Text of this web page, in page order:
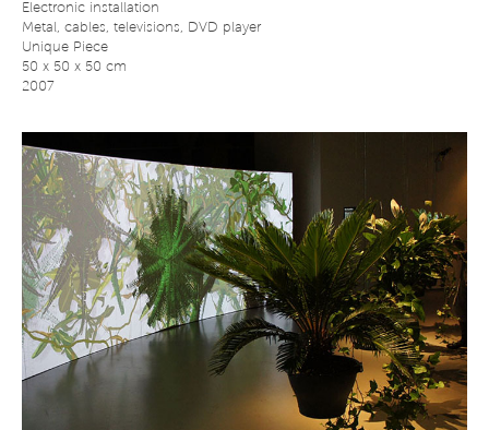
Electronic installation
Metal, cables, televisions, DVD player
Unique Piece
50 x 50 x 50 cm
2007